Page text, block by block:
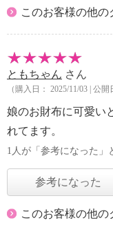
このお客様の他の
ともちゃん さん
（購入日： 2025/11/03 | 公開
娘のお財布に可愛い
れてます。
1人が「参考になった」
参考になった
このお客様の他の